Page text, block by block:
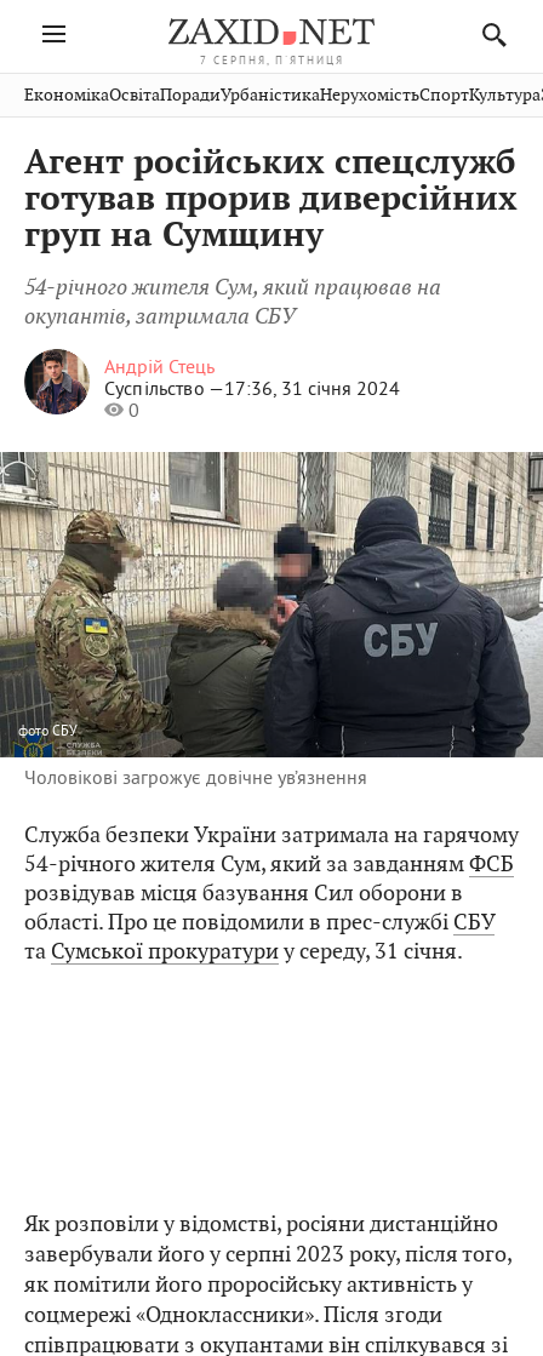
7 СЕРПНЯ, П'ЯТНИЦЯ
Івано-
Франківськ
Волинь
Закарпаття
Рівне
Чернівці
Шептицький
Стрий
Хмельницький
Вінниця
Публікації
Авто СловкоКультура
Кіно Дім СпортКраєзнавство
ФотоОсвітаНерухомість
Домашні
ЕкономікаОсвітаПорадиУрбаністикаНерухомістьСпортКультура
Агент російських спецслужб
готував прорив диверсійних
груп на Сумщину
54-річного жителя Сум, який працював на
окупантів, затримала СБУ
Андрій Стець
Суспільство —17:36, 31 січня 2024
0
фотоСБУ
Чоловікові загрожує довічне ув’язнення
Служба безпеки України затримала на гарячому
54-річного жителя Сум, який за завданнямФСБ
розвідував місця базування Сил оборони в
області. Про це повідомили в прес-службі СБУ
та Сумської прокуратуриу середу, 31 січня.
Як розповіли у відомстві, росіяни дистанційно
завербували його у серпні 2023 року, після того,
як помітили його проросійську активність у
соцмережі «Одноклассники». Після згоди
співпрацювати з окупантами він спілкувався зі